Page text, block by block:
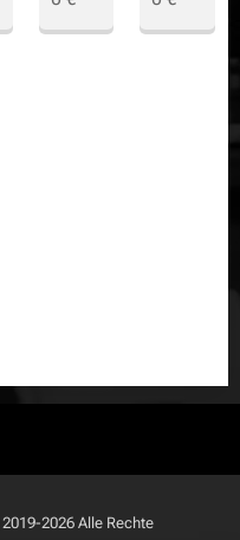
2019-2026 Alle Rechte